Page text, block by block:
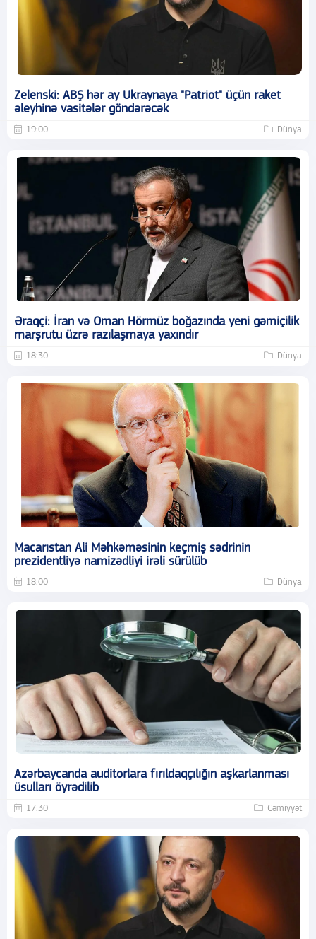
Zelenski: ABŞ hər ay Ukraynaya "Patriot" üçün raket
əleyhinə vasitələr göndərəcək
19:00 Dünya
Əraqçi: İran və Oman Hörmüz boğazında yeni gəmiçilik
marşrutu üzrə razılaşmaya yaxındır
18:30 Dünya
Macarıstan Ali Məhkəməsinin keçmiş sədrinin
prezidentliyə namizədliyi irəli sürülüb
18:00 Dünya
Azərbaycanda auditorlara fırıldaqçılığın aşkarlanması
üsulları öyrədilib
17:30 Cəmiyyət